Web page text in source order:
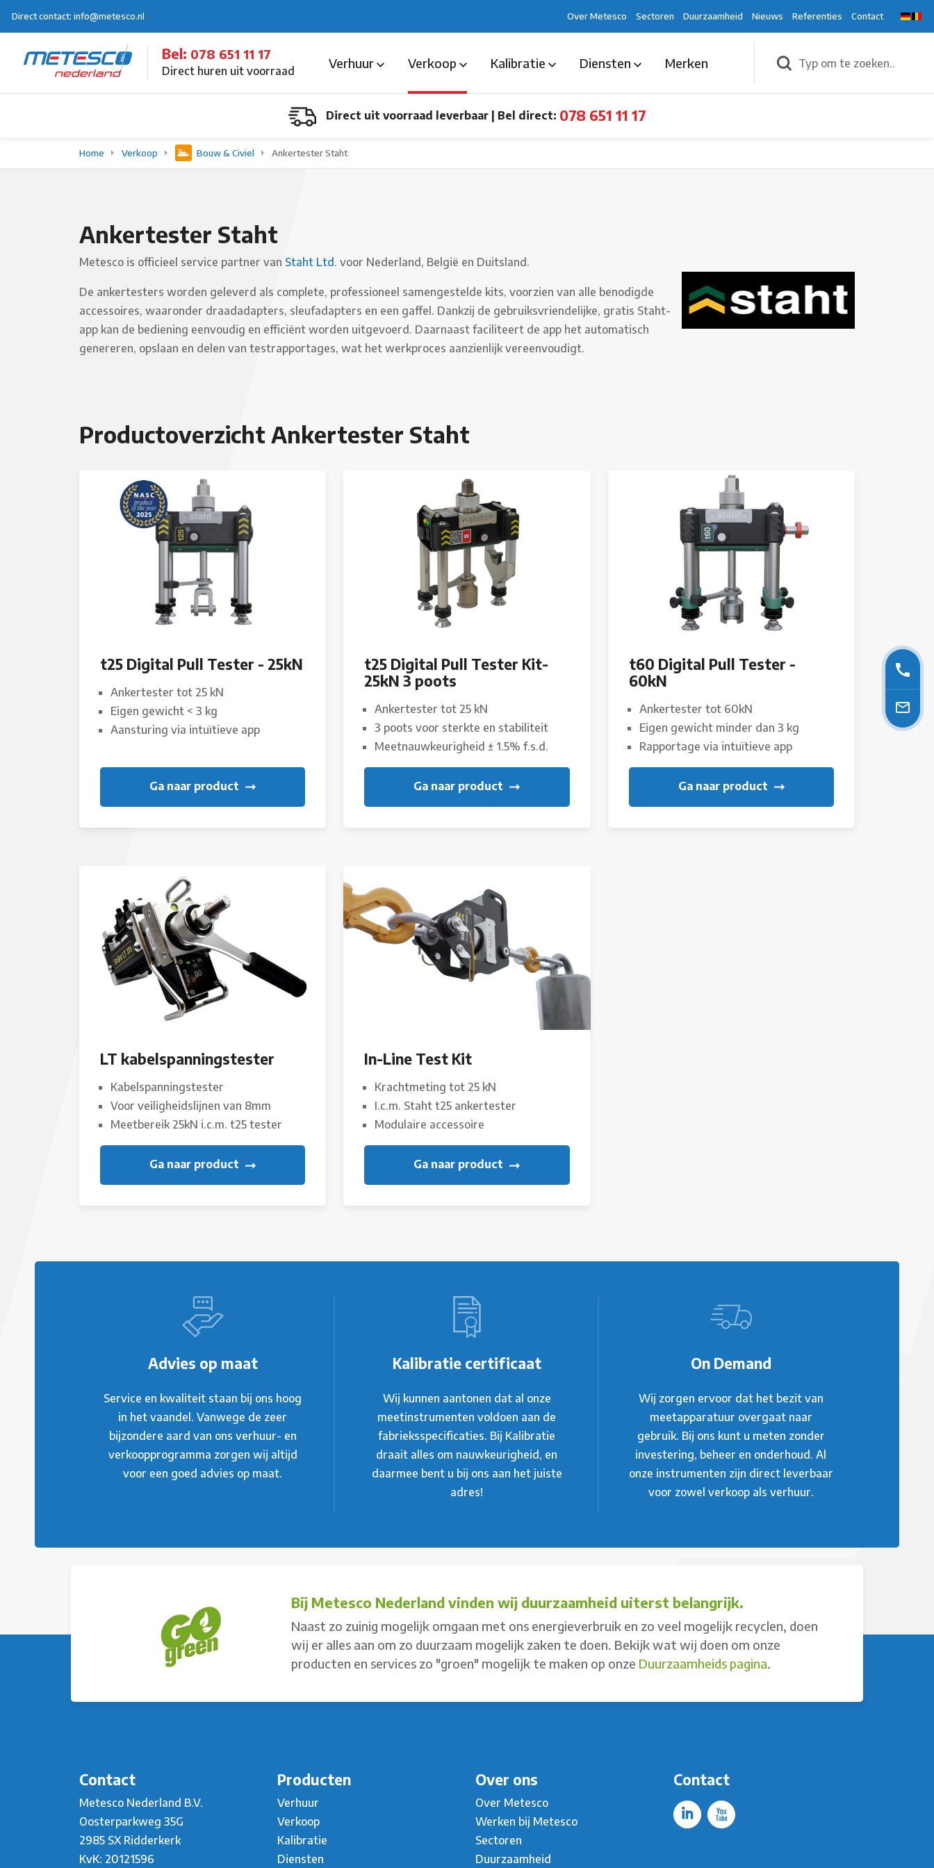
Direct contact: info@metesco.nl Over Metesco Sectoren Duurzaamheid Nieuws Referenties Contact
Bel: 078 651 11 17
Direct huren uit voorraad Verhuur Verkoop Kalibratie Diensten Merken
Direct uit voorraad leverbaar Bel direct: 078 651 11 17
Home Verkoop Bouw & Civiel Ankertester Staht
Ankertester Staht
Metesco is officieel service partner van Staht Ltd. voor Nederland, België en Duitsland.
De ankertesters worden geleverd als complete, professioneel samengestelde kits, voorzien van alle benodigde
accessoires, waaronder draadadapters, sleufadapters en een gaffel. Dankzij de gebruiksvriendelijke, gratis Staht-
app kan de bediening eenvoudig en efficiënt worden uitgevoerd. Daarnaast faciliteert de app het automatisch
genereren, opslaan en delen van testrapportages, wat het werkproces aanzienlijk vereenvoudigt.
Productoverzicht Ankertester Staht
t25 Digital Pull Tester - 25kN
Ankertester tot 25 kN
Eigen gewicht < 3 kg
Aansturing via intuïtieve app
Ga naar product
t25 Digital Pull Tester Kit-
25kN 3 poots
Ankertester tot 25 kN
3 poots voor sterkte en stabiliteit
Meetnauwkeurigheid ± 1.5% f.s.d.
Ga naar product
t60 Digital Pull Tester -
60kN
Ankertester tot 60kN
Eigen gewicht minder dan 3 kg
Rapportage via intuïtieve app
Ga naar product
LT kabelspanningstester
Kabelspanningstester
Voor veiligheidslijnen van 8mm
Meetbereik 25kN i.c.m. t25 tester
Ga naar product
In-Line Test Kit
Krachtmeting tot 25 kN
I.c.m. Staht t25 ankertester
Modulaire accessoire
Ga naar product
Advies op maat
Service en kwaliteit staan bij ons hoog
in het vaandel. Vanwege de zeer
bijzondere aard van ons verhuur- en
verkoopprogramma zorgen wij altijd
voor een goed advies op maat.
Kalibratie certificaat
Wij kunnen aantonen dat al onze
meetinstrumenten voldoen aan de
fabrieksspecificaties. Bij Kalibratie
draait alles om nauwkeurigheid, en
daarmee bent u bij ons aan het juiste
adres!
On Demand
Wij zorgen ervoor dat het bezit van
meetapparatuur overgaat naar
gebruik. Bij ons kunt u meten zonder
investering, beheer en onderhoud. Al
onze instrumenten zijn direct leverbaar
voor zowel verkoop als verhuur.
Bij Metesco Nederland vinden wij duurzaamheid uiterst belangrijk.
Naast zo zuinig mogelijk omgaan met ons energieverbruik en zo veel mogelijk recyclen, doen
wij er alles aan om zo duurzaam mogelijk zaken te doen. Bekijk wat wij doen om onze
producten en services zo "groen" mogelijk te maken op onze Duurzaamheids pagina.
Contact
Metesco Nederland B.V.
Oosterparkweg 35G
2985 SX Ridderkerk
KvK: 20121596
Producten
Verhuur
Verkoop
Kalibratie
Diensten
Over ons
Over Metesco
Werken bij Metesco
Sectoren
Duurzaamheid
Contact